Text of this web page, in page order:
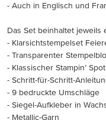
- Auch in Englisch und
Das Set beinhaltet
- Klarsichtstempelset
- Transparenter
- Klassischer Stampin’
- Schritt-für-Schritt-
- 9 bedruckte Umschläge
- Siegel-Aufkleber in
- Metallic-Garn